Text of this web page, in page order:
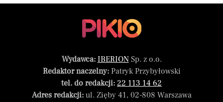
Wydawca: IBERIONSp. z o.o.
Redaktor naczelny:Patryk Przybyłowski
tel. do redakcji: 22 113 14 62
Adres redakcji:ul. Zięby 41, 02-808 Warszawa